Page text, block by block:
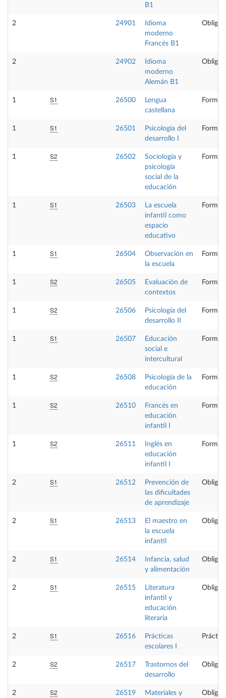
B1
2 24901
Idioma
moderno
Francés B1
2 24902
Idioma
moderno
Alemán B1
1 S1 26500
Lengua
castellana
1 S1 26501
Psicología del
desarrollo I
1 S2 26502
Sociología y
psicología
social de la
educación
1 S1 26503
La escuela
infantil como
espacio
educativo
1 S1 26504
Observación en
la escuela
1 S2 26505
Evaluación de
contextos
1 S2 26506
Psicología del
desarrollo II
1 S1 26507
Educación
social e
intercultural
1 S2 26508
Psicología de la
educación
1 S2 26510
Francés en
educación
infantil I
1 S2 26511
Inglés en
educación
infantil I
2 S1 26512
Prevención de
las dificultades
de aprendizaje
2 S1 26513
El maestro en
la escuela
infantil
2 S1 26514
Infancia, salud
y alimentación
2 S1 26515
Literatura
infantil y
educación
literaria
2 S1 26516
Prácticas
escolares I
2 S2 26517
Trastornos del
desarrollo
2 S2 26519 Materiales y